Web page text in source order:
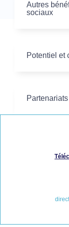
Autres
sociaux
Potentiel et